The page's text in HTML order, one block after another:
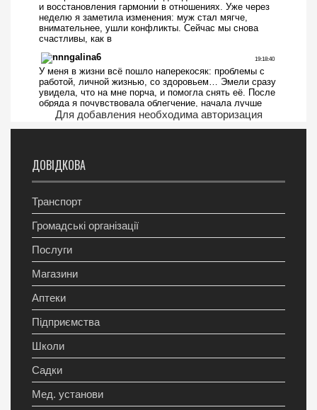
Для добавления необходима авторизация
ДОВІДКОВА
Транспорт
Громадські організації
Послуги
Магазини
Аптеки
Підприємства
Школи
Садки
Мед. установи